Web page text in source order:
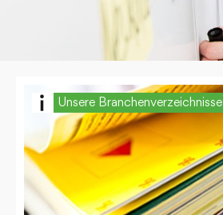
Unsere Branchenverzeichnisse